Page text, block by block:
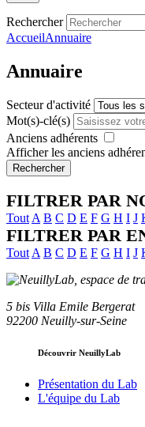
Rechercher
AccueilAnnuaire
Annuaire
Secteur d'activité
Mot(s)-clé(s)
Anciens adhérents
Afficher les anciens
Rechercher
FILTRER PAR
Tout A B C D E F G H I J
FILTRER PAR
Tout A B C D E F G H I J
5 bis Villa Emile Bergerat
92200 Neuilly-sur-Seine
Découvrir NeuillyLab
Présentation du Lab
L'équipe du Lab